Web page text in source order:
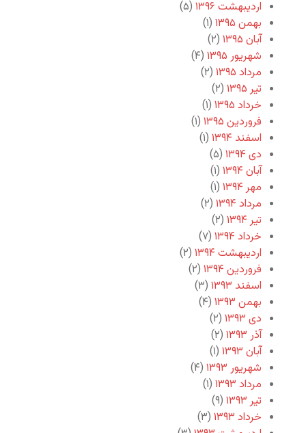
اردیبهشت ۱۳۹۶
(۵)
بهمن ۱۳۹۵
(۱)
آبان ۱۳۹۵
(۲)
شهریور ۱۳۹۵
(۴)
مرداد ۱۳۹۵
(۲)
تیر ۱۳۹۵
(۲)
خرداد ۱۳۹۵
(۱)
فروردین ۱۳۹۵
(۱)
اسفند ۱۳۹۴
(۱)
دی ۱۳۹۴
(۵)
آبان ۱۳۹۴
(۱)
مهر ۱۳۹۴
(۱)
مرداد ۱۳۹۴
(۲)
تیر ۱۳۹۴
(۲)
خرداد ۱۳۹۴
(۷)
اردیبهشت ۱۳۹۴
(۲)
فروردین ۱۳۹۴
(۲)
اسفند ۱۳۹۳
(۳)
بهمن ۱۳۹۳
(۴)
دی ۱۳۹۳
(۲)
آذر ۱۳۹۳
(۲)
آبان ۱۳۹۳
(۱)
شهریور ۱۳۹۳
(۴)
مرداد ۱۳۹۳
(۱)
تیر ۱۳۹۳
(۹)
خرداد ۱۳۹۳
(۳)